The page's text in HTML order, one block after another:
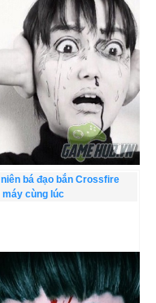
bá đạo bắn Crossfire
máy cùng lúc